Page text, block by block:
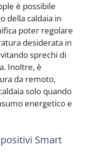
è possibile
della caldaia in
poter regolare
desiderata in
sprechi di
Inoltre, è
da remoto,
solo quando
energetico e
Smart